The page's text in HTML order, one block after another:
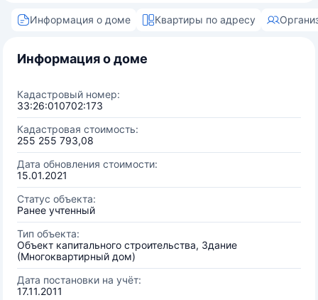
Информация о доме Квартиры по адресу
Информация о доме
Кадастровый номер:
33:26:010702:173
Кадастровая стоимость:
255 255 793,08
Дата обновления стоимости:
15.01.2021
Статус объекта:
Ранее учтенный
Тип объекта:
Объект капитального строительства, Здание
(Многоквартирный дом)
Дата постановки на учёт:
17.11.2011